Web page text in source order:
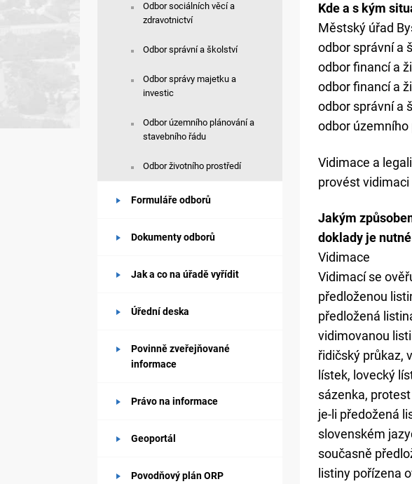
Odbor sociálních věcí a
zdravotnictví
Odbor správní a školství
Odbor správy majetku a
investic
Odbor územního plánování a
stavebního řádu
Odbor životního prostředí
Formuláře odborů
Dokumenty odborů
Jak a co na úřadě vyřídit
Úřední deska
Povinně zveřejňované
informace
Právo na informace
Geoportál
Povodňový plán ORP
Kde a s kým
Městský úřad
odbor správní a
odbor financí a
odbor financí a
odbor správní a
odbor územního
Vidimace a
provést
Jakým
doklady je
Vidimace
Vidimací se
předloženou
předložená
vidimovanou
řidičský průkaz,
lístek, lovecký
sázenka,
je-li předožená
slovenském
současně
listiny pořízena